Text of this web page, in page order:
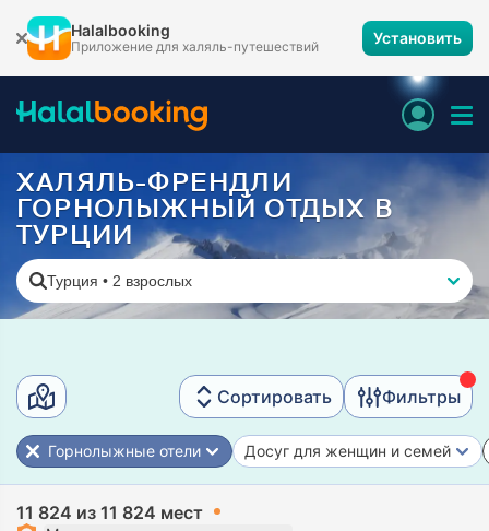
Halalbooking
Приложение для халяль-путешествий Установить
ХАЛЯЛЬ-ФРЕНДЛИ
ГОРНОЛЫЖНЫЙ ОТДЫХ В
ТУРЦИИ
Турция • 2 взрослых
Сортировать Фильтры
Горнолыжные отели Досуг для женщин и семей
11 824 из 11 824 мест